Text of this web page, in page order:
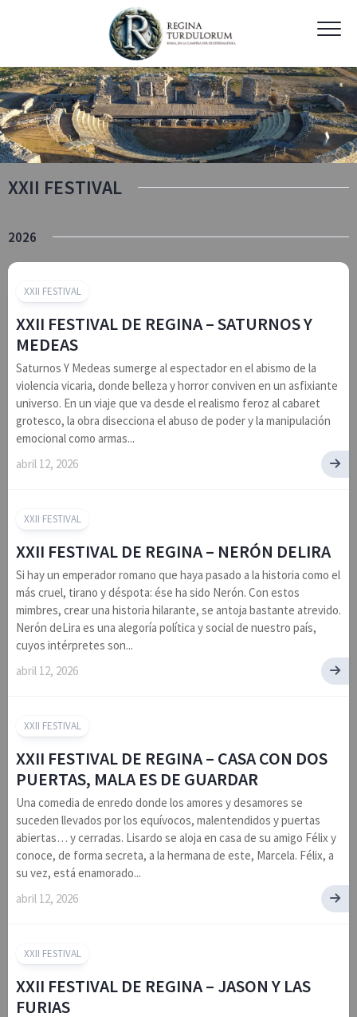
XXII FESTIVAL
2026
XXII FESTIVAL
XXII FESTIVAL DE REGINA – SATURNOS Y
MEDEAS
Saturnos Y Medeas sumerge al espectador en el abismo de la
violencia vicaria, donde belleza y horror conviven en un asfixiante
universo. En un viaje que va desde el realismo feroz al cabaret
grotesco, la obra disecciona el abuso de poder y la manipulación
emocional como armas...
abril 12, 2026
XXII FESTIVAL
XXII FESTIVAL DE REGINA – NERÓN DELIRA
Si hay un emperador romano que haya pasado a la historia como el
más cruel, tirano y déspota: ése ha sido Nerón. Con estos
mimbres, crear una historia hilarante, se antoja bastante atrevido.
Nerón deLira es una alegoría política y social de nuestro país,
cuyos intérpretes son...
abril 12, 2026
XXII FESTIVAL
XXII FESTIVAL DE REGINA – CASA CON DOS
PUERTAS, MALA ES DE GUARDAR
Una comedia de enredo donde los amores y desamores se
suceden llevados por los equívocos, malentendidos y puertas
abiertas… y cerradas. Lisardo se aloja en casa de su amigo Félix y
conoce, de forma secreta, a la hermana de este, Marcela. Félix, a
su vez, está enamorado...
abril 12, 2026
XXII FESTIVAL
XXII FESTIVAL DE REGINA – JASON Y LAS
FURIAS